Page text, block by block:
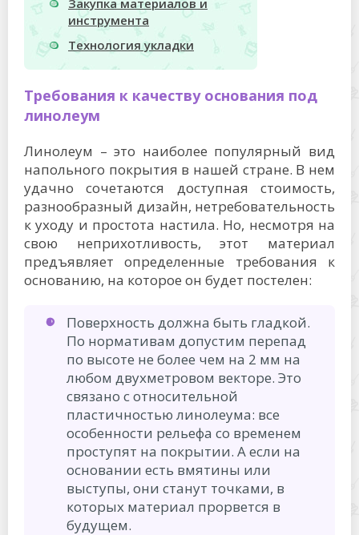
инструмента
Технология укладки
Требования к качеству основания под
линолеум
Линолеум – это наиболее популярный вид
напольного покрытия в нашей стране. В нем
удачно сочетаются доступная стоимость,
разнообразный дизайн, нетребовательность
к уходу и простота настила. Но, несмотря на
свою неприхотливость, этот материал
предъявляет определенные требования к
основанию, на которое он будет постелен:
Поверхность должна быть гладкой.
По нормативам допустим перепад
по высоте не более чем на 2 мм на
любом двухметровом векторе. Это
связано с относительной
пластичностью линолеума: все
особенности рельефа со временем
проступят на покрытии. А если на
основании есть вмятины или
выступы, они станут точками, в
которых материал прорвется в
будущем.